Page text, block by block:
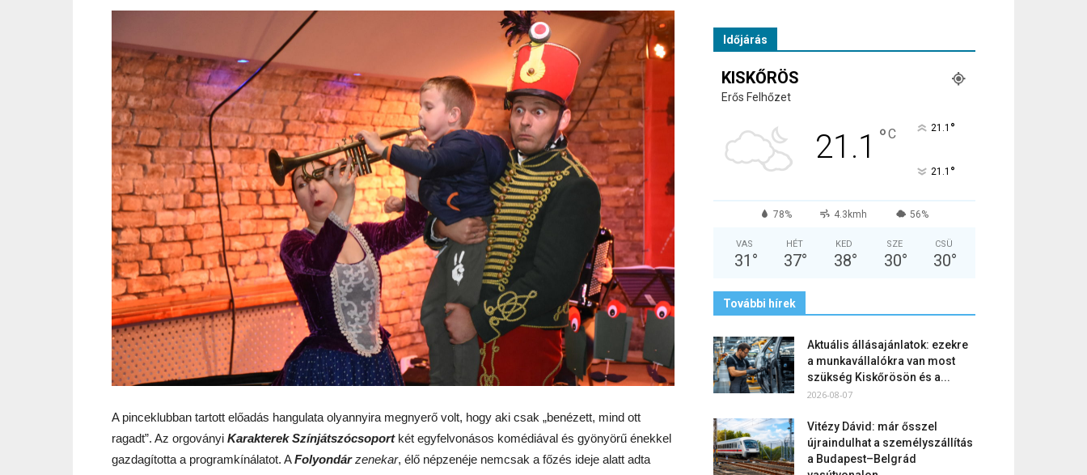
A pinceklubban tartott előadás hangulata olyannyira megnyerő volt, hogy aki csak „benézett, mind ott
ragadt”. Az orgoványi Karakterek Színjátszócsoportkét egyfelvonásos komédiával és gyönyörű énekkel
gazdagította a programkínálatot. AFolyondár zenekar, élő népzenéje nemcsak a főzés ideje alatt adta
Időjárás
KISKŐRÖS
Erős Felhőzet
21.1 °C 21.1 °
21.1 °
78% 4.3kmh 56%
VAS
31 °
HÉT
37°
KED
38°
SZE
30°
CSÜ
30°
További hírek
Aktuális állásajánlatok: ezekre
a munkavállalókra van most
szükség Kiskőrösön és a...
2026-08-07
Vitézy Dávid: már ősszel
újraindulhat a személyszállítás
a Budapest–Belgrád